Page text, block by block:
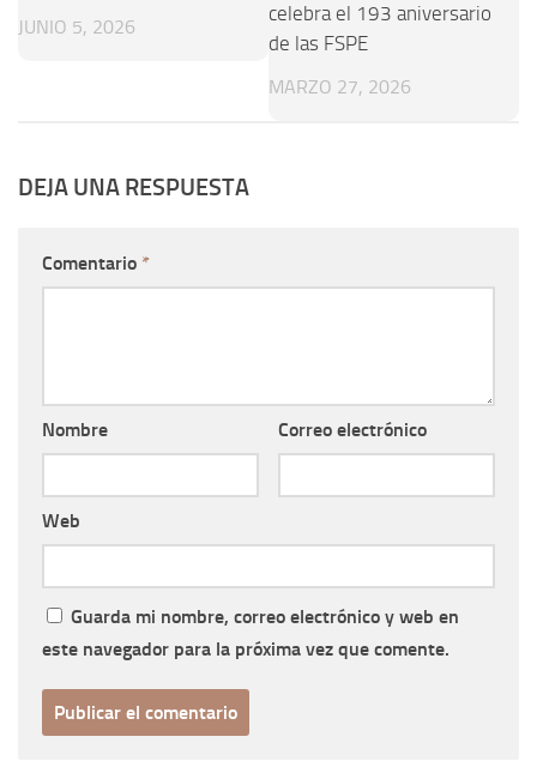
JUNIO 5, 2026
celebra el 193 aniversario
de las FSPE
MARZO 27, 2026
DEJA UNA RESPUESTA
Comentario *
Nombre Correo electrónico
Web
Guarda mi nombre, correo electrónico y web en
este navegador para la próxima vez que comente.